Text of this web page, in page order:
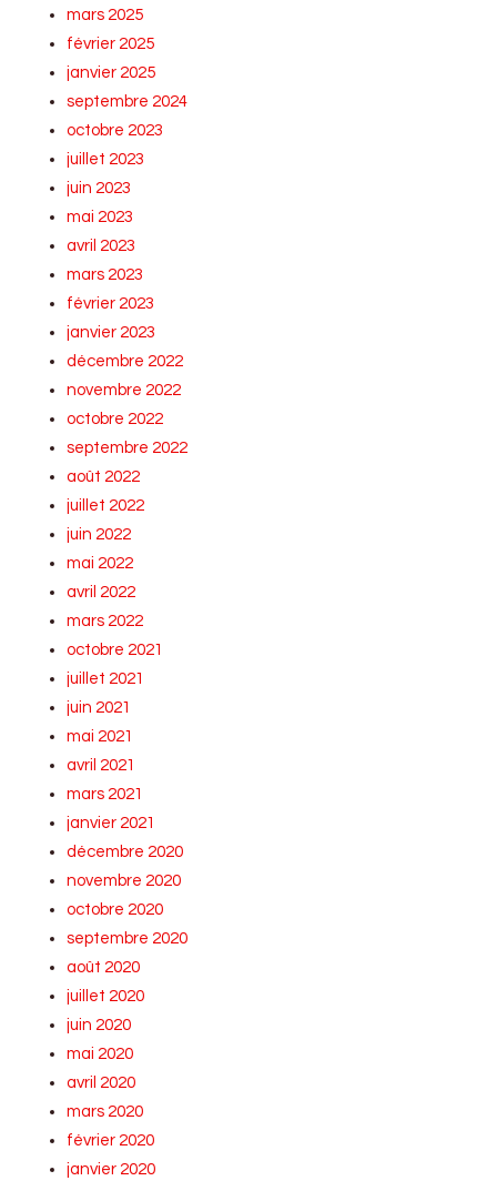
mars 2025
février 2025
janvier 2025
septembre 2024
octobre 2023
juillet 2023
juin 2023
mai 2023
avril 2023
mars 2023
février 2023
janvier 2023
décembre 2022
novembre 2022
octobre 2022
septembre 2022
août 2022
juillet 2022
juin 2022
mai 2022
avril 2022
mars 2022
octobre 2021
juillet 2021
juin 2021
mai 2021
avril 2021
mars 2021
janvier 2021
décembre 2020
novembre 2020
octobre 2020
septembre 2020
août 2020
juillet 2020
juin 2020
mai 2020
avril 2020
mars 2020
février 2020
janvier 2020